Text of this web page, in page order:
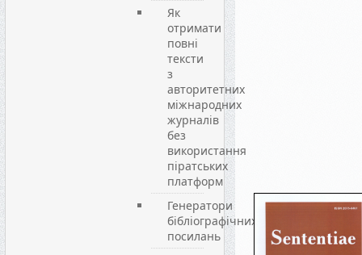
Як
отримати
повні
тексти
з
авторитетних
міжнародних
журналів
без
використання
піратських
платформ
Генератори
бібліографічних
посилань